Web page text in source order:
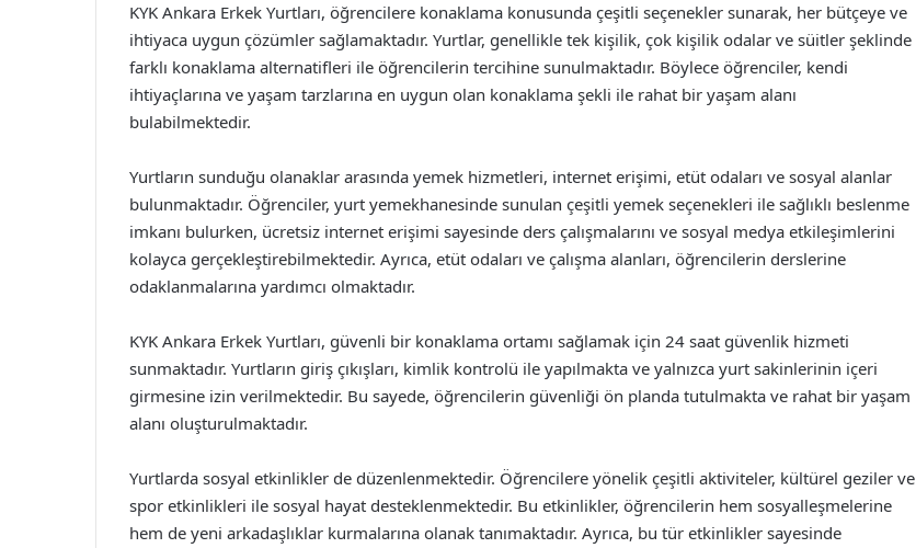
KYK Ankara Erkek Yurtları, öğrencilere konaklama konusunda çeşitli seçenekler sunarak, her bütçeye ve
ihtiyaca uygun çözümler sağlamaktadır. Yurtlar, genellikle tek kişilik, çok kişilik odalar ve süitler şeklinde
farklı konaklama alternatifleri ile öğrencilerin tercihine sunulmaktadır. Böylece öğrenciler, kendi
ihtiyaçlarına ve yaşam tarzlarına en uygun olan konaklama şekli ile rahat bir yaşam alanı
bulabilmektedir.
Yurtların sunduğu olanaklar arasında yemek hizmetleri, internet erişimi, etüt odaları ve sosyal alanlar
bulunmaktadır. Öğrenciler, yurt yemekhanesinde sunulan çeşitli yemek seçenekleri ile sağlıklı beslenme
imkanı bulurken, ücretsiz internet erişimi sayesinde ders çalışmalarını ve sosyal medya etkileşimlerini
kolayca gerçekleştirebilmektedir. Ayrıca, etüt odaları ve çalışma alanları, öğrencilerin derslerine
odaklanmalarına yardımcı olmaktadır.
KYK Ankara Erkek Yurtları, güvenli bir konaklama ortamı sağlamak için 24 saat güvenlik hizmeti
sunmaktadır. Yurtların giriş çıkışları, kimlik kontrolü ile yapılmakta ve yalnızca yurt sakinlerinin içeri
girmesine izin verilmektedir. Bu sayede, öğrencilerin güvenliği ön planda tutulmakta ve rahat bir yaşam
alanı oluşturulmaktadır.
Yurtlarda sosyal etkinlikler de düzenlenmektedir. Öğrencilere yönelik çeşitli aktiviteler, kültürel geziler ve
spor etkinlikleri ile sosyal hayat desteklenmektedir. Bu etkinlikler, öğrencilerin hem sosyalleşmelerine
hem de yeni arkadaşlıklar kurmalarına olanak tanımaktadır. Ayrıca, bu tür etkinlikler sayesinde